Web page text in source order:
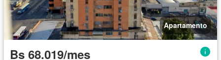
Apartamento
Bs 68.019/mes